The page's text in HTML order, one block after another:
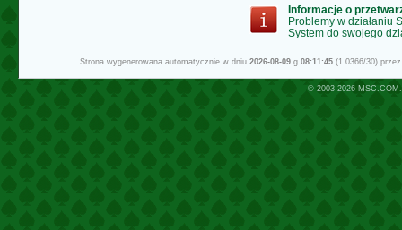
Informacje o
Problemy w działaniu
System do swojego
Strona wygenerowana automatycznie w dniu 2026-08-09g.08:11:45(1.0366/30)
© 2003-2026